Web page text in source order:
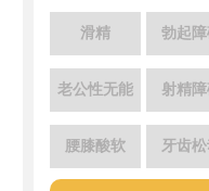
滑精 勃起
老公性无能 射精
腰膝酸软 牙齿松